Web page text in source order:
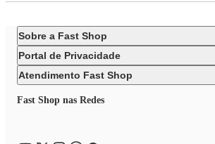
Sobre a Fast Shop
Portal de Privacidade
Atendimento Fast Shop
Fast Shop nas Redes